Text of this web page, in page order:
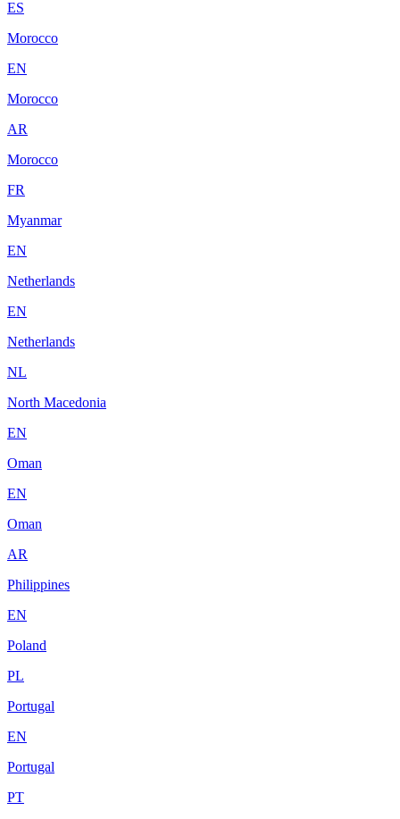
ES
Morocco
EN
Morocco
AR
Morocco
FR
Myanmar
EN
Netherlands
EN
Netherlands
NL
North Macedonia
EN
Oman
EN
Oman
AR
Philippines
EN
Poland
PL
Portugal
EN
Portugal
PT